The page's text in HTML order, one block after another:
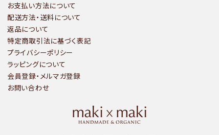
お支払い方法について
配送方法・送料について
返品について
特定商取引法に基づく表記
プライバシーポリシー
ラッピングについて
会員登録・メルマガ登録
お問い合わせ